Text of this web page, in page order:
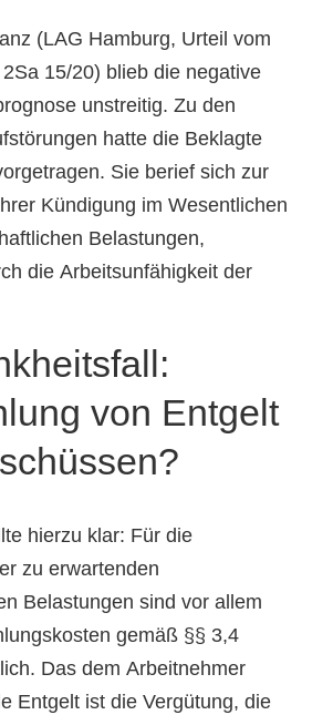
(LAG Hamburg, Urteil vom
15/20) blieb die negative
unstreitig. Zu den
hatte die Beklagte
Sie berief sich zur
Kündigung im Wesentlichen
Belastungen,
die Arbeitsunfähigkeit der
von Entgelt
hierzu klar: Für die
zu erwartenden
Belastungen sind vor allem
gemäß §§ 3,4
Das dem Arbeitnehmer
Entgelt ist die Vergütung, die